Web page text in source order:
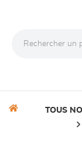
TOUS